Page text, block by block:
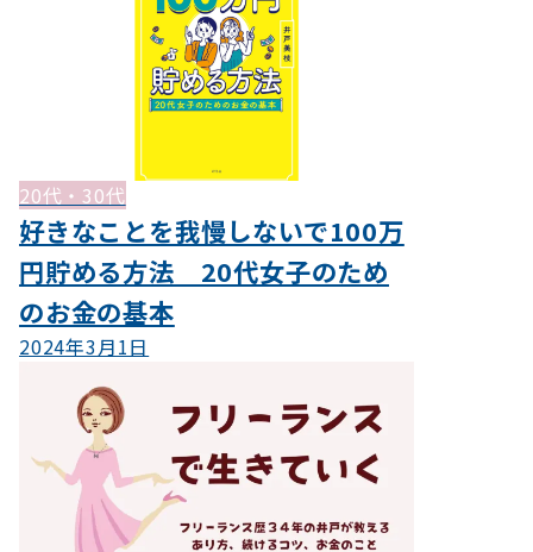
20代・30代
好きなことを我慢しないで100万
円貯める方法 20代女子のため
のお金の基本
2024年3月1日